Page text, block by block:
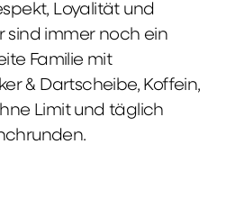
Loyalität und
sind immer noch ein
Familie mit
& Dartscheibe, Koffein,
Limit und täglich